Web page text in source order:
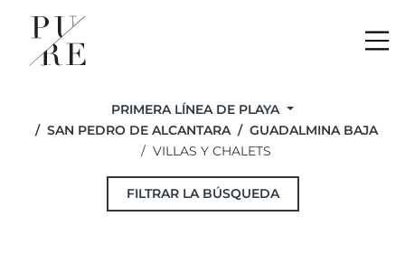
PRIMERA LÍNEA DE PLAYA
SAN PEDRO DE ALCANTARA
GUADALMINA BAJA
VILLAS Y CHALETS
FILTRAR LA BÚSQUEDA